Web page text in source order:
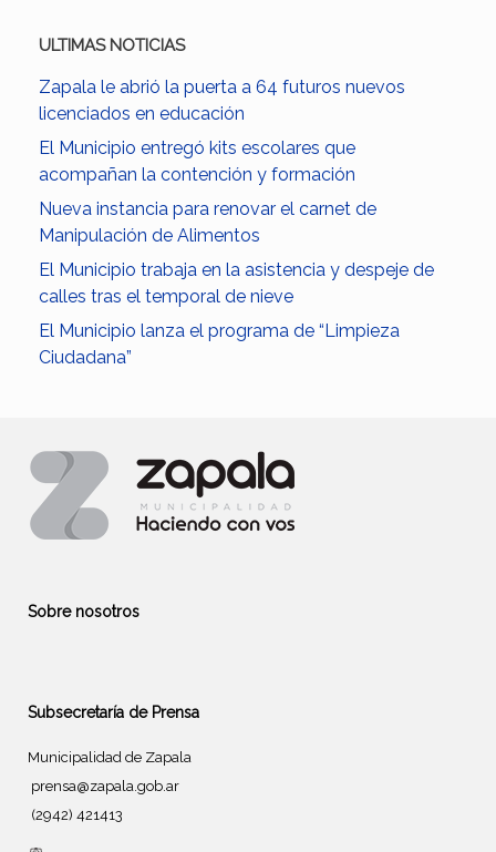
ULTIMAS NOTICIAS
Zapala le abrió la puerta a 64 futuros nuevos
licenciados en educación
El Municipio entregó kits escolares que
acompañan la contención y formación
Nueva instancia para renovar el carnet de
Manipulación de Alimentos
El Municipio trabaja en la asistencia y despeje de
calles tras el temporal de nieve
El Municipio lanza el programa de “Limpieza
Ciudadana”
Sobre nosotros
Subsecretaría de Prensa
Municipalidad de Zapala
prensa@zapala.gob.ar
(2942) 421413